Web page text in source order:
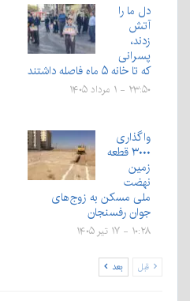
دل ما را
آتش
زدند،
پسرانی
که تا خانه ۵ ماه فاصله داشتند
۲۳:۵۰ - ۱ مرداد ۱۴۰۵
واگذاری
۳۰۰۰ قطعه
زمین
نهضت
ملی مسکن به زوج‌های
جوان رفسنجان
۱۰:۲۸ - ۱۷ تیر ۱۴۰۵
قبل بعد